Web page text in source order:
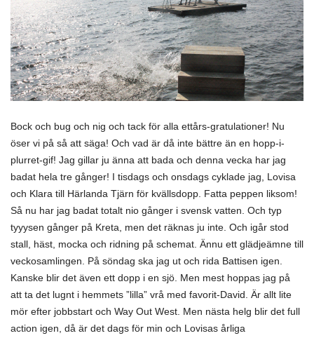
Bock och bug och nig och tack för alla ettårs-gratulationer! Nu
öser vi på så att säga! Och vad är då inte bättre än en hopp-i-
plurret-gif! Jag gillar ju änna att bada och denna vecka har jag
badat hela tre gånger! I tisdags och onsdags cyklade jag, Lovisa
och Klara till Härlanda Tjärn för kvällsdopp. Fatta peppen liksom!
Så nu har jag badat totalt nio gånger i svensk vatten. Och typ
tyyysen gånger på Kreta, men det räknas ju inte. Och igår stod
stall, häst, mocka och ridning på schemat. Ännu ett glädjeämne till
veckosamlingen. På söndag ska jag ut och rida Battisen igen.
Kanske blir det även ett dopp i en sjö. Men mest hoppas jag på
att ta det lugnt i hemmets ”lilla” vrå med favorit-David. Är allt lite
mör efter jobbstart och Way Out West. Men nästa helg blir det full
action igen, då är det dags för min och Lovisas årliga